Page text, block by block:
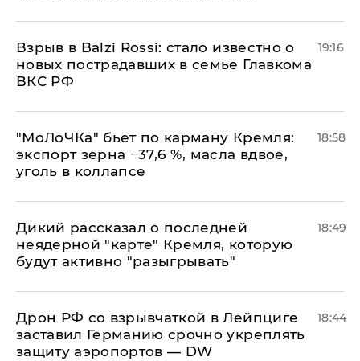
Взрыв в Balzi Rossi: стало известно о
новых пострадавших в семье Главкома
ВКС РФ
19:16
​"МоЛоЧКа" бьет по карману Кремля:
экспорт зерна −37,6 %, масла вдвое,
уголь в коллапсе
18:58
Дикий рассказал о последней
неядерной "карте" Кремля, которую
будут активно "разыгрывать"
18:49
​Дрон РФ со взрывчаткой в Лейпциге
заставил Германию срочно укреплять
защиту аэропортов — DW
18:44